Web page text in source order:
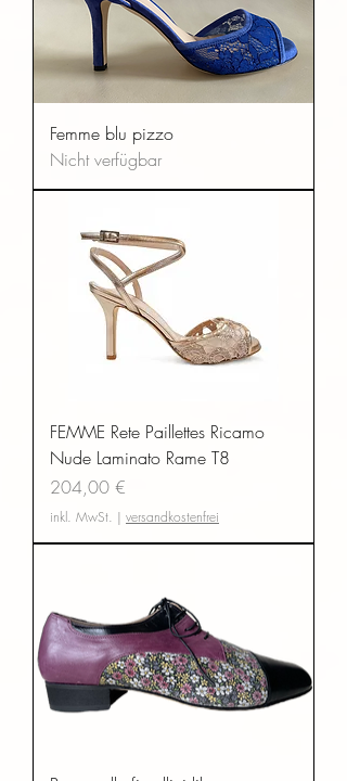
Femme blu pizzo
Nicht verfügbar
FEMME Rete Paillettes Ricamo
Nude Laminato Rame T8
Preis
204,00 €
inkl. MwSt. | versandkostenfrei